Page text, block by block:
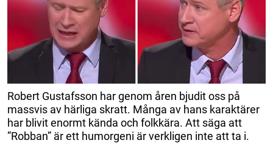
Robert Gustafsson har genom åren bjudit oss på
massvis av härliga skratt. Många av hans karaktärer
har blivit enormt kända och folkkära. Att säga att
”Robban” är ett humorgeni är verkligen inte att ta i.